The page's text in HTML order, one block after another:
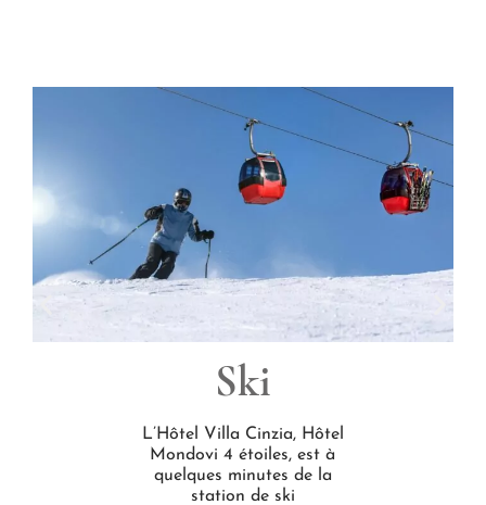
Ski
L’Hôtel Villa Cinzia, Hôtel
Mondovi 4 étoiles, est à
quelques minutes de la
station de ski